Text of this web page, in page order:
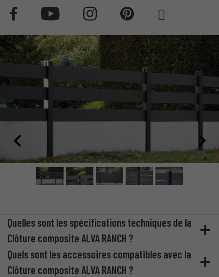
Quelles sont les spécifications techniques de la
Clôture composite ALVA RANCH ?
Quels sont les accessoires compatibles avec la
Clôture composite ALVA RANCH ?